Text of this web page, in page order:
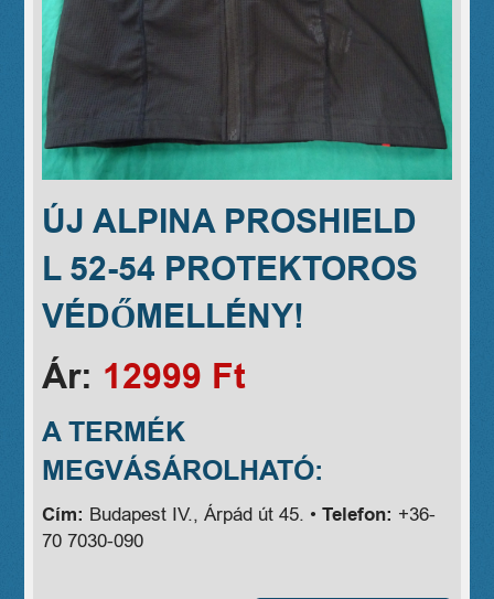
ÚJ ALPINA PROSHIELD
L 52-54 PROTEKTOROS
VÉDŐMELLÉNY!
Ár: 12999 Ft
A TERMÉK
MEGVÁSÁROLHATÓ:
Cím: Budapest IV., Árpád út 45. •Telefon: +36-
70 7030-090